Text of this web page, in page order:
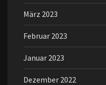
März 2023
Februar 2023
Januar 2023
Dezember 2022